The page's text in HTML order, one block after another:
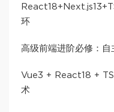
环
高级前端进阶必修：
Vue3 + React18 +
术